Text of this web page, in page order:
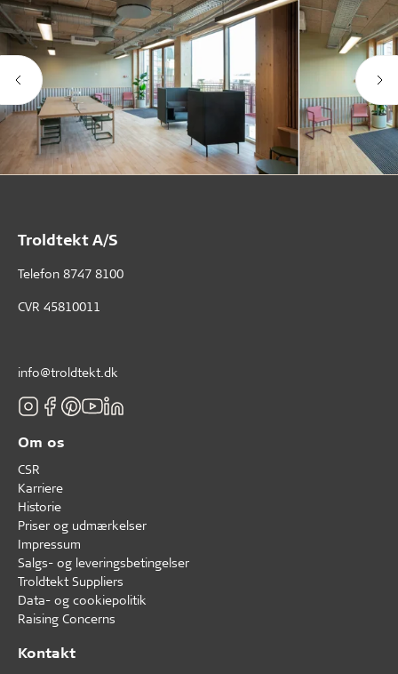
Troldtekt A/S
Telefon 8747 8100
CVR 45810011
info@troldtekt.dk
Om os
CSR
Karriere
Historie
Priser og udmærkelser
Impressum
Salgs- og leveringsbetingelser
Troldtekt Suppliers
Data- og cookiepolitik
Raising Concerns
Kontakt